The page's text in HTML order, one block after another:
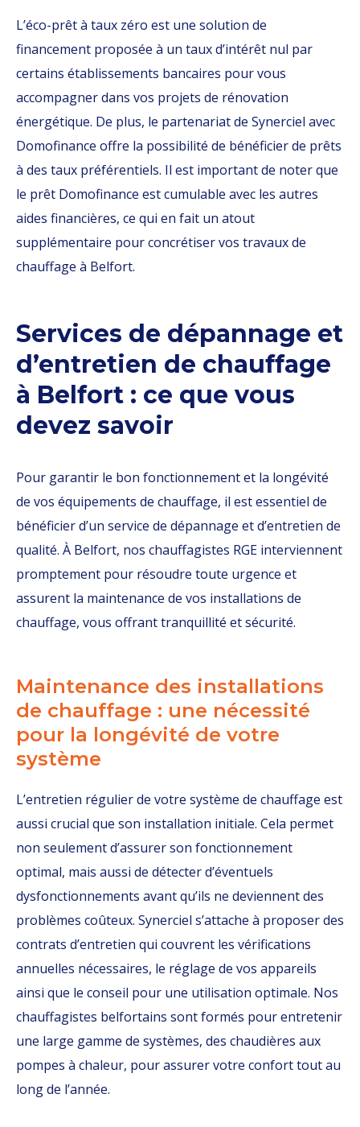
L’éco-prêt à taux zéro est une solution de
financement proposée à un taux d’intérêt nul par
certains établissements bancaires pour vous
accompagner dans vos projets de rénovation
énergétique. De plus, le partenariat de Synerciel avec
Domofinance offre la possibilité de bénéficier de prêts
à des taux préférentiels. Il est important de noter que
le prêt Domofinance est cumulable avec les autres
aides financières, ce qui en fait un atout
supplémentaire pour concrétiser vos travaux de
chauffage à Belfort.
Services de dépannage et
d’entretien de chauffage
à Belfort : ce que vous
devez savoir
Pour garantir le bon fonctionnement et la longévité
de vos équipements de chauffage, il est essentiel de
bénéficier d’un service de dépannage et d’entretien de
qualité. À Belfort, nos chauffagistes RGE interviennent
promptement pour résoudre toute urgence et
assurent la maintenance de vos installations de
chauffage, vous offrant tranquillité et sécurité.
Maintenance des installations
de chauffage : une nécessité
pour la longévité de votre
système
L’entretien régulier de votre système de chauffage est
aussi crucial que son installation initiale. Cela permet
non seulement d’assurer son fonctionnement
optimal, mais aussi de détecter d’éventuels
dysfonctionnements avant qu’ils ne deviennent des
problèmes coûteux. Synerciel s’attache à proposer des
contrats d’entretien qui couvrent les vérifications
annuelles nécessaires, le réglage de vos appareils
ainsi que le conseil pour une utilisation optimale. Nos
chauffagistes belfortains sont formés pour entretenir
une large gamme de systèmes, des chaudières aux
pompes à chaleur, pour assurer votre confort tout au
long de l’année.